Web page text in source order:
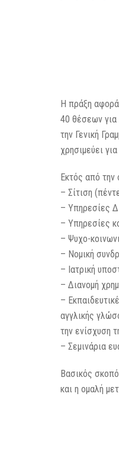
Η πράξη αφορά
40 θέσεων για
την Γενική
χρησιμεύει
Εκτός από την
– Σίτιση
– Υπηρεσίες
– Υπηρεσίες
– Ψυχο-
– Νομική
– Ιατρική
– Διανομή
–
αγγλικής
την ενίσχυση
– Σεμινάρια
Βασικός
και η ομαλή